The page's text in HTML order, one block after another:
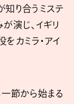
り合うミステ
演じ、イギリ
カミラ・アイ
節から始まる